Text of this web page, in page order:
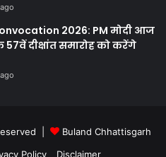
2026: PM मोदी आज
57वें दीक्षांत समारोह को करेंगे
|
Buland Chhattisgarh
Policy Disclaimer